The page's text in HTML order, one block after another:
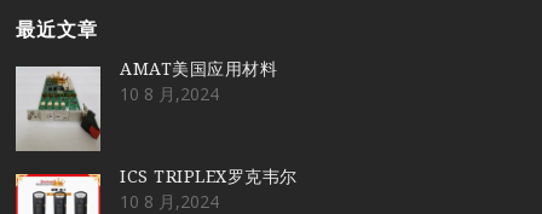
最近文章
AMAT美国应用材料
10 8 月,2024
ICS TRIPLEX罗克韦尔
10 8 月,2024